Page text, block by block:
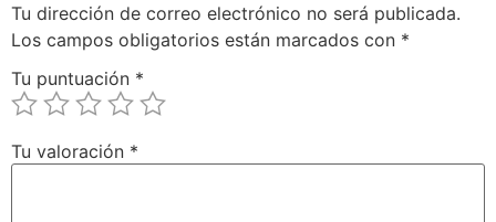
Tu dirección de correo electrónico no será publicada.
Los campos obligatorios están marcados con *
Tu puntuación *
Tu valoración *